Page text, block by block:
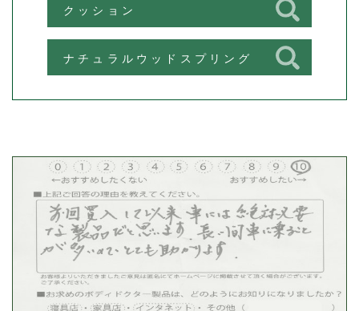
クッション
ナチュラルウッドスプリング